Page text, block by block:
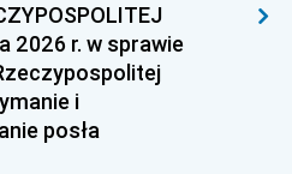
2026 r. w sprawie
i
posła